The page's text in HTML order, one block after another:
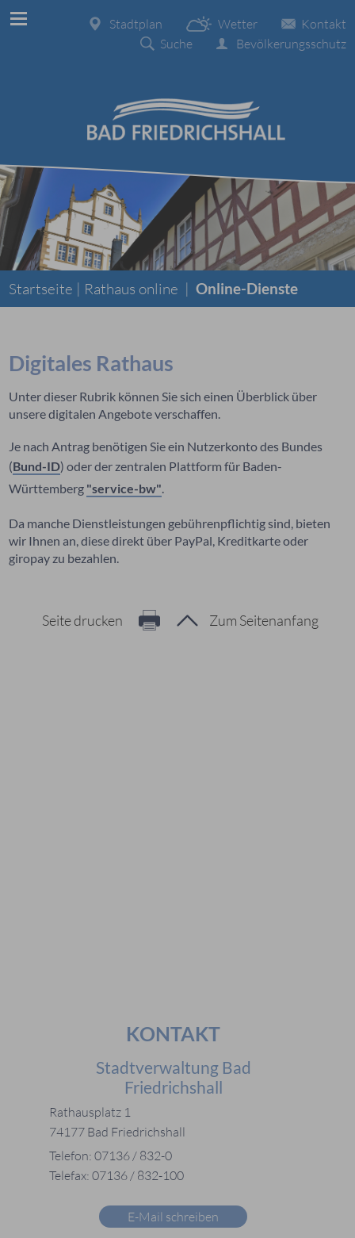
Kontakt
Wetter
Stadtplan
Bevölkerungsschutz
Suche
Startseite | Rathaus online |Online-Dienste
Digitales Rathaus
Unter dieser Rubrik können Sie sich einen Überblick über
unsere digitalen Angebote verschaffen.
Je nach Antrag benötigen Sie ein Nutzerkonto des Bundes
(Bund-ID) oder der zentralen Plattform für Baden-
Württemberg "service-bw".
Da manche Dienstleistungen gebührenpflichtig sind, bieten
wir Ihnen an, diese direkt über PayPal, Kreditkarte oder
giropay zu bezahlen.
Zum Seitenanfang
Seite drucken
KONTAKT
Stadtverwaltung Bad
Friedrichshall
Rathausplatz 1
74177 Bad Friedrichshall
Telefon: 07136 / 832-0
Telefax: 07136 / 832-100
E-Mail schreiben